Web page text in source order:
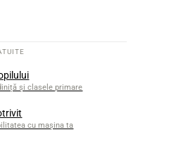
și clasele primare
cu mașina ta